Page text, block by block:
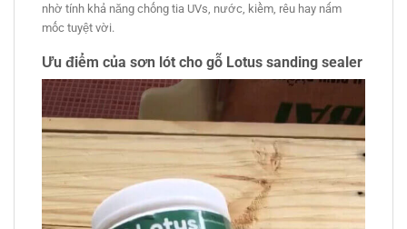
nhờ tính khả năng chống tia UVs, nước, kiềm, rêu hay nấm
mốc tuyệt vời.
Ưu điểm của sơn lót cho gỗ Lotus sanding sealer